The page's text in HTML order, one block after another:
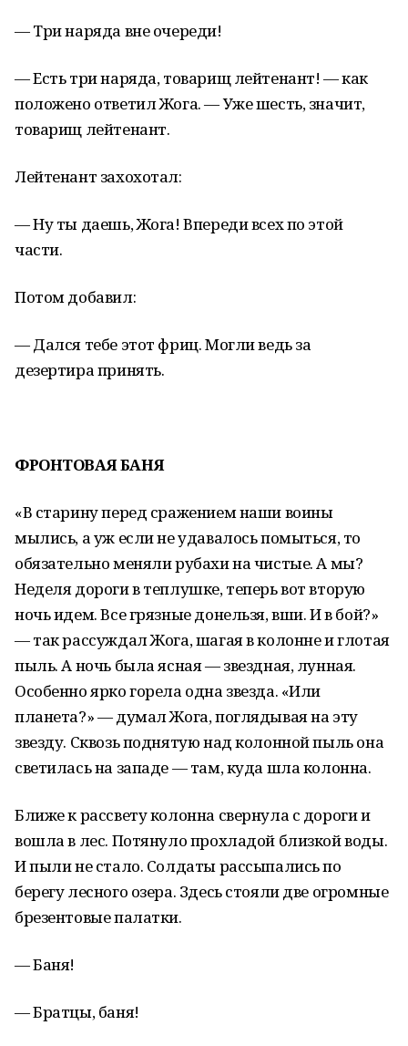
— Три наряда вне очереди!
— Есть три наряда, товарищ лейтенант! — как
положено ответил Жога. — Уже шесть, значит,
товарищ лейтенант.
Лейтенант захохотал:
— Ну ты даешь, Жога! Впереди всех по этой
части.
Потом добавил:
— Дался тебе этот фриц. Могли ведь за
дезертира принять.
ФРОНТОВАЯ БАНЯ
«В старину перед сражением наши воины
мылись, а уж если не удавалось помыться, то
обязательно меняли рубахи на чистые. А мы?
Неделя дороги в теплушке, теперь вот вторую
ночь идем. Все грязные донельзя, вши. И в бой?»
— так рассуждал Жога, шагая в колонне и глотая
пыль. А ночь была ясная — звездная, лунная.
Особенно ярко горела одна звезда. «Или
планета?» — думал Жога, поглядывая на эту
звезду. Сквозь поднятую над колонной пыль она
светилась на западе — там, куда шла колонна.
Ближе к рассвету колонна свернула с дороги и
вошла в лес. Потянуло прохладой близкой воды.
И пыли не стало. Солдаты рассыпались по
берегу лесного озера. Здесь стояли две огромные
брезентовые палатки.
— Баня!
— Братцы, баня!